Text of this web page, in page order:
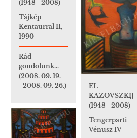
(1948 - 2008)
Tájkép
Kentaurral II,
1990
Rád
gondolunk...
(2008. 09. 19.
- 2008. 09. 26.)
EL
KAZOVSZKIJ
(1948 - 2008)
Tengerparti
Vénusz IV